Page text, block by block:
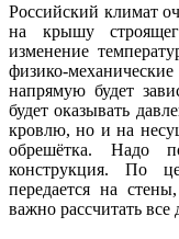
Российский климат
на крышу
изменение
физико-
напрямую будет
будет оказывать
кровлю, но и на
обрешётка. Надо
конструкция. По
передается на
важно рассчитать все